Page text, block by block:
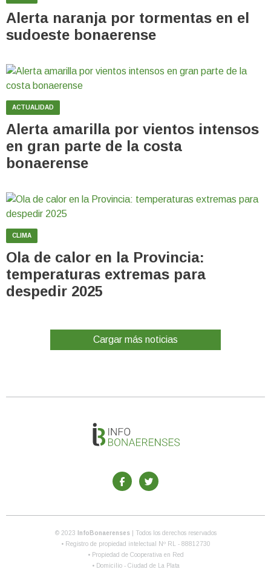
Alerta naranja por tormentas en el
sudoeste bonaerense
ACTUALIDAD
Alerta amarilla por vientos intensos
en gran parte de la costa
bonaerense
CLIMA
Ola de calor en la Provincia:
temperaturas extremas para
despedir 2025
Cargar más noticias
© 2023 InfoBonaerenses
| Todos los derechos reservados
• Registro de propiedad intelectual Nº RL - 88812730
• Propiedad de Cooperativa en Red
• Domicilio - Ciudad de La Plata